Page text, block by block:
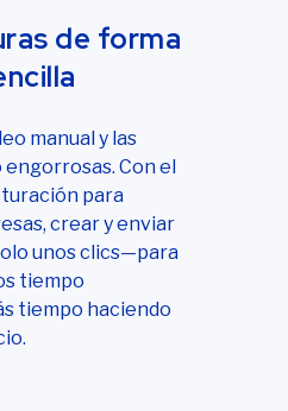
de forma
manual y las
engorrosas. Con el
para
crear y enviar
unos clics—para
tiempo
tiempo haciendo